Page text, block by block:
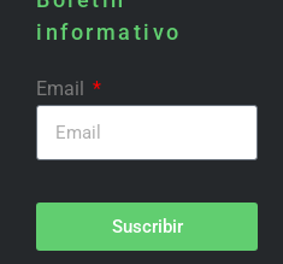
informativo
Email
Suscribir